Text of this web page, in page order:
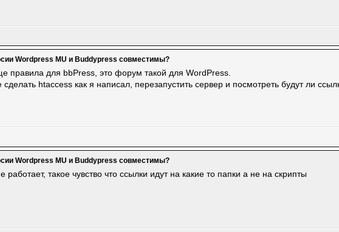
Wordpress MU и Buddypress совместимы?
правила для bbPress, это форум такой для WordPress.
htaccess как я написал, перезапустить сервер и посмотреть будут ли
Wordpress MU и Buddypress совместимы?
работает, такое чувство что ссылки идут на какие то папки а не на скрипты